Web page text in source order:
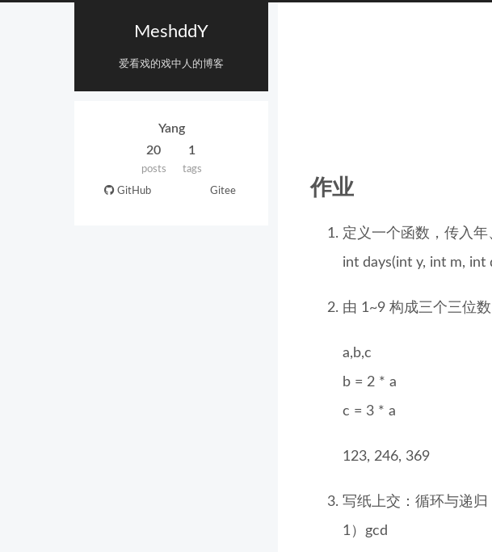
MeshddY
爱看戏的戏中人的博客
Yang
20
posts
1
tags
GitHub Gitee 作业
定义一个函数，传入
int days(int y, int m, int
由 1~9 构成三个三位
a,b,c
b = 2 * a
c = 3 * a
123, 246, 369
写纸上交：循环与递归
1）gcd